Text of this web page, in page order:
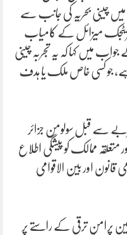
چینی بحریہ کی جانب سے
میزائل کے کامیاب
میں کہا کہ یہ تجربہ چینی
جو کسی خاص ملک یا ہدف
سے قبل سولومن جزائر
ممالک کو پیشگی اطلاع
اور بین الاقوامی
پرامن ترقی کے راستے پر